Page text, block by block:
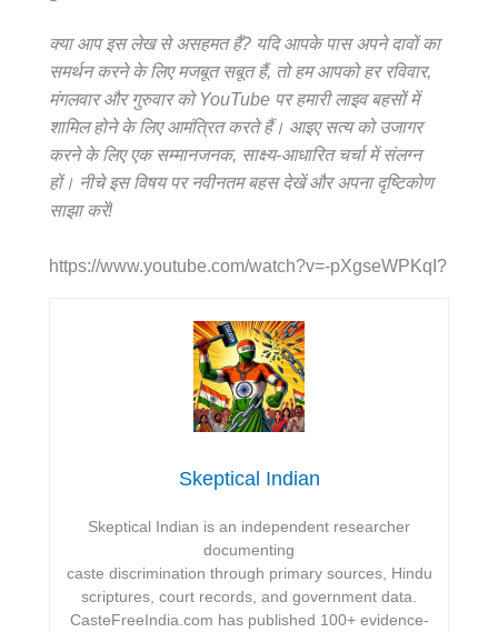
क्या आप इस लेख से असहमत हैं? यदि आपके पास अपने दावों का
समर्थन करने के लिए मजबूत सबूत हैं, तो हम आपको हर रविवार,
मंगलवार और गुरुवार को YouTube पर हमारी लाइव बहसों में
शामिल होने के लिए आमंत्रित करते हैं। आइए सत्य को उजागर
करने के लिए एक सम्मानजनक, साक्ष्य-आधारित चर्चा में संलग्न
हों। नीचे इस विषय पर नवीनतम बहस देखें और अपना दृष्टिकोण
साझा करें!
https://www.youtube.com/watch?v=-pXgseWPKqI?
Skeptical Indian
Skeptical Indian is an independent researcher
documenting
caste discrimination through primary sources, Hindu
scriptures, court records, and government data.
CasteFreeIndia.com has published 100+ evidence-